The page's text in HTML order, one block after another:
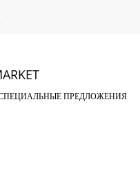
ПРЕДЛОЖЕНИЯ